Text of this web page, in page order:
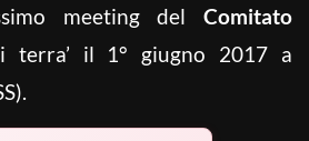
meeting del Comitato
terra’ il 1° giugno 2017 a